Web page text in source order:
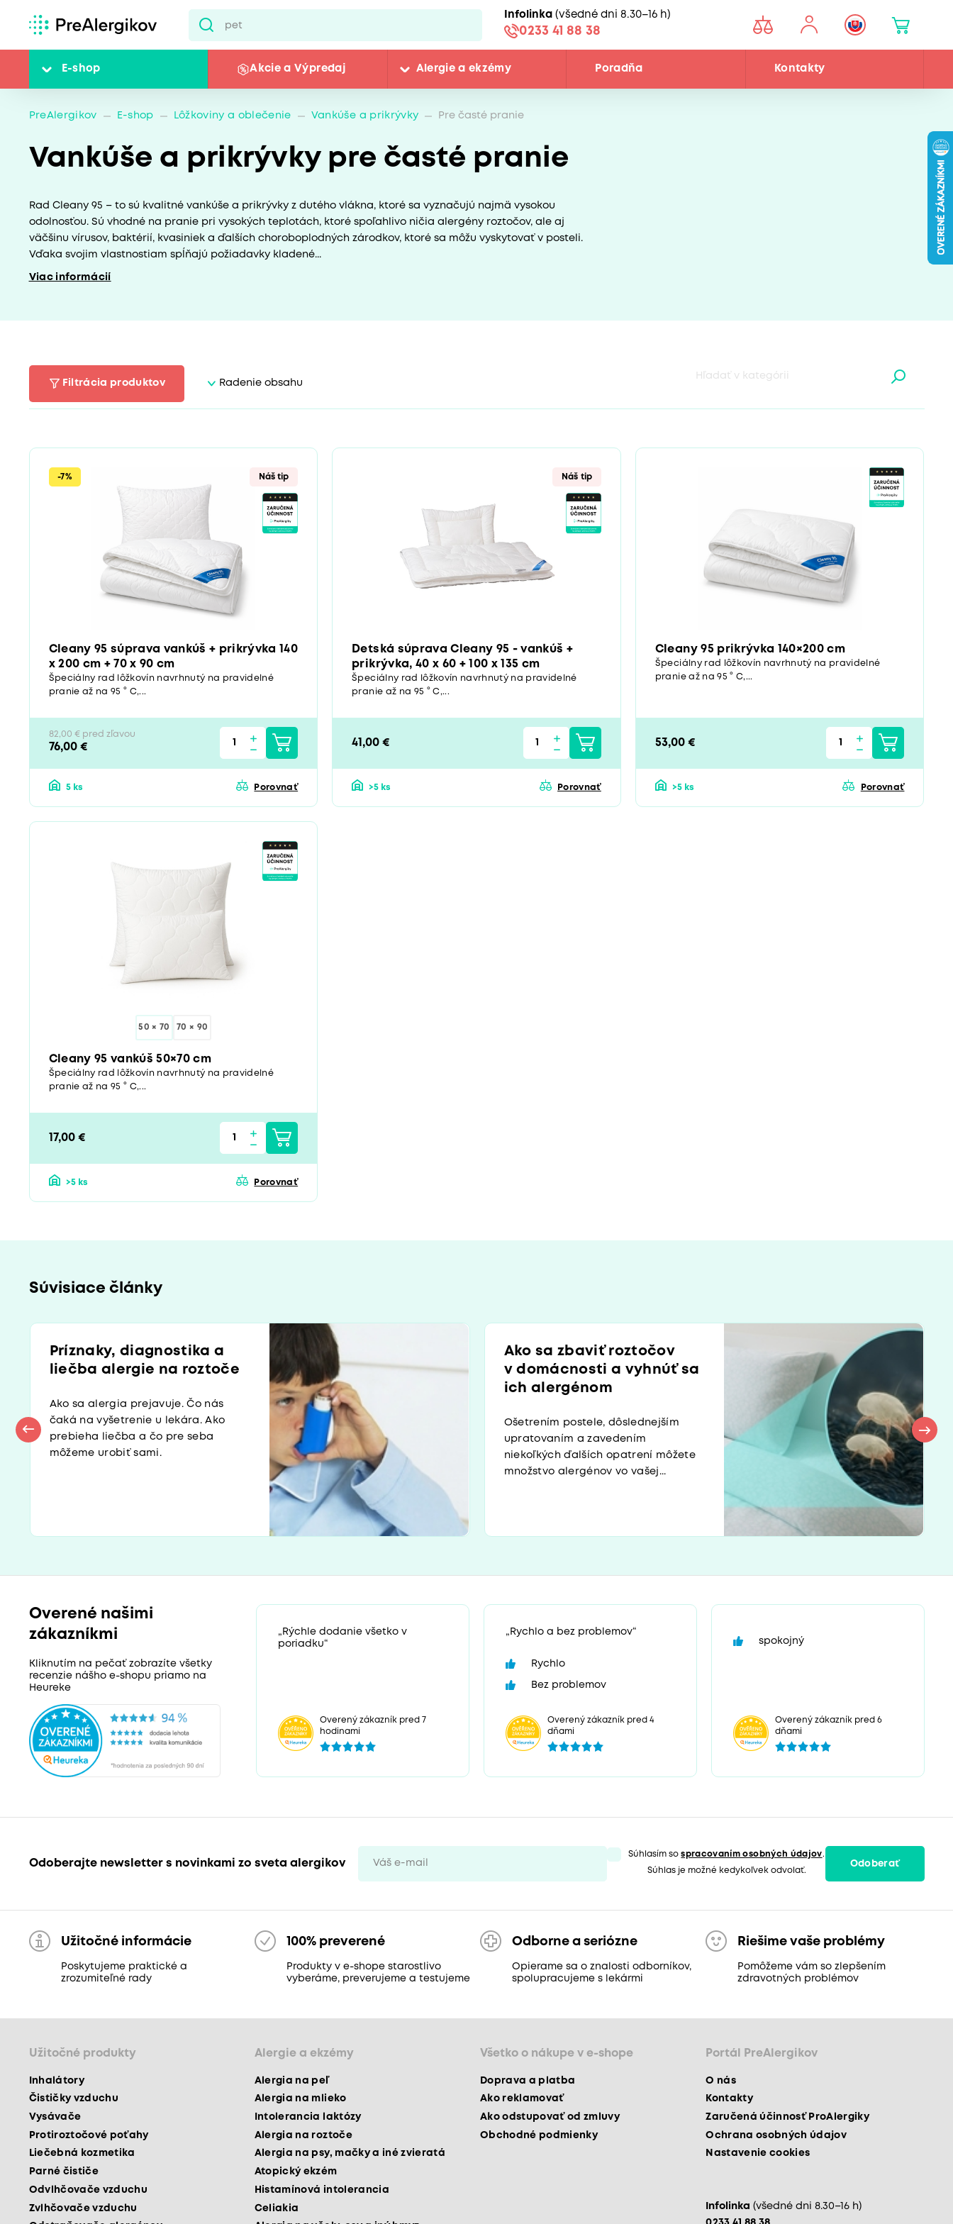
Infolinka (všedné dni 8.30–16 h)
0233 41 88 38
E-shop Akcie a Výpredaj Alergie a ekzémy Poradňa Kontakty
PreAlergikov E-shop Lôžkoviny a oblečenie Vankúše a prikrývky Pre časté pranie
Vankúše a prikrývky pre časté pranie
Rad Cleany 95 – to sú kvalitné vankúše a prikrývky z dutého vlákna, ktoré sa vyznačujú najmä vysokou
odolnosťou. Sú vhodné na pranie pri vysokých teplotách, ktoré spoľahlivo ničia alergény roztočov, ale aj
väčšinu vírusov, baktérií, kvasiniek a ďalších choroboplodných zárodkov, ktoré sa môžu vyskytovať v posteli.
Vďaka svojim vlastnostiam spĺňajú požiadavky kladené...
Viac informácií
Filtrácia produktov Radenie obsahu
-7% Náš tip
Cleany 95 súprava vankúš + prikrývka 140
x 200 cm + 70 x 90 cm
Špeciálny rad lôžkovín navrhnutý na pravidelné
pranie až na 95 ° C,...
82,00 € pred zľavou
76,00 €
5 ks Porovnať
Náš tip
Detská súprava Cleany 95 - vankúš +
prikrývka, 40 x 60 + 100 x 135 cm
Špeciálny rad lôžkovín navrhnutý na pravidelné
pranie až na 95 ° C,...
41,00 €
>5 ks Porovnať
Cleany 95 prikrývka 140×200 cm
Špeciálny rad lôžkovín navrhnutý na pravidelné
pranie až na 95 ° C,...
53,00 €
>5 ks Porovnať
50 × 70 70 × 90
Cleany 95 vankúš 50×70 cm
Špeciálny rad lôžkovín navrhnutý na pravidelné
pranie až na 95 ° C,...
17,00 €
>5 ks Porovnať
Súvisiace články
Príznaky, diagnostika a
liečba alergie na roztoče
Ako sa alergia prejavuje. Čo nás
čaká na vyšetrenie u lekára. Ako
prebieha liečba a čo pre seba
môžeme urobiť sami.
Ako sa zbaviť roztočov
v domácnosti a vyhnúť sa
ich alergénom
Ošetrením postele, dôslednejším
upratovaním a zavedením
niekoľkých ďalších opatrení môžete
množstvo alergénov vo vašej...
Overené našimi
zákazníkmi
Kliknutím na pečať zobrazíte všetky
recenzie nášho e-shopu priamo na
Heureke
„Rýchle dodanie všetko v
poriadku“
Overený zákazník pred 7
hodinami
„Rychlo a bez problemov“
Rychlo
Bez problemov
Overený zákazník pred 4
dňami
spokojný
Overený zákazník pred 6
dňami
Odoberajte newsletter s novinkami zo sveta alergikov
Súhlasím sospracovaním osobných údajov.
Súhlas je možné kedykoľvek odvolať.
Odoberať
Užitočné informácie
Poskytujeme praktické a
zrozumiteľné rady
100% preverené
Produkty v e-shope starostlivo
vyberáme, preverujeme a testujeme
Odborne a seriózne
Opierame sa o znalosti odborníkov,
spolupracujeme s lekármi
Riešime vaše problémy
Pomôžeme vám so zlepšením
zdravotných problémov
Užitočné produkty
Inhalátory
Čističky vzduchu
Vysávače
Protiroztočové poťahy
Liečebná kozmetika
Parné čističe
Odvlhčovače vzduchu
Zvlhčovače vzduchu
Alergie a ekzémy
Alergia na peľ
Alergia na mlieko
Intolerancia laktózy
Alergia na roztoče
Alergia na psy, mačky a iné zvieratá
Atopický ekzém
Histamínová intolerancia
Celiakia
Všetko o nákupe v e-shope
Doprava a platba
Ako reklamovať
Ako odstupovať od zmluvy
Obchodné podmienky
Portál PreAlergikov
O nás
Kontakty
Zaručená účinnosť ProAlergiky
Ochrana osobných údajov
Nastavenie cookies
Infolinka (všedné dni 8.30–16 h)